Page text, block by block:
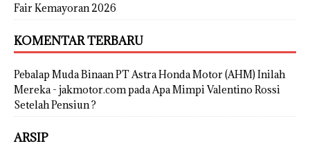
Fair Kemayoran 2026
KOMENTAR TERBARU
Pebalap Muda Binaan PT Astra Honda Motor (AHM) Inilah
Mereka - jakmotor.compada Apa Mimpi Valentino Rossi
Setelah Pensiun ?
ARSIP